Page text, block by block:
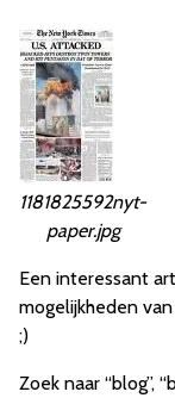
1181825592nyt-
paper.jpg
Een interessant
mogelijkheden
;)
Zoek naar “blog”,